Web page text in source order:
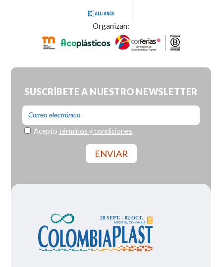
Organizan:
SUSCRÍBETE A NUESTRO NEWSLETTER
Acepto términos y condiciones